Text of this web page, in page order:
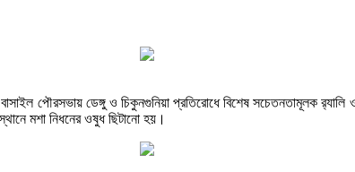
পৌরসভায় ডেঙ্গু ও চিকুনগুনিয়া প্রতিরোধে বিশেষ সচেতনতামূলক
মশা নিধনের ওষুধ ছিটানো হয়।